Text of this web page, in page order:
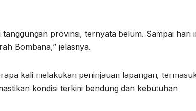
provinsi, ternyata belum. Sampai hari
Bombana,” jelasnya.
kali melakukan peninjauan lapangan,
kondisi terkini bendung dan kebutuhan